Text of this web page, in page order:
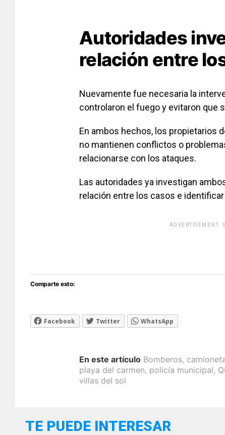
Autoridades
relación entre
Nuevamente fue necesaria la
controlaron el fuego y evitaron que
En ambos hechos, los propietarios
no mantienen conflictos o
relacionarse con los ataques.
Las autoridades ya investigan
relación entre los casos e
ADVERTISEMENT.
Comparte esto:
Facebook Twitter WhatsApp
En este artículo Bomberos,
playa del carmen, policía municipal,
villas del sol
TE PUEDE INTERESAR